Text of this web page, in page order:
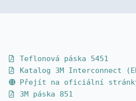
Teflonová páska 5451
Katalog 3M Interconnect
Přejít na oficiální stránky
3M páska 851